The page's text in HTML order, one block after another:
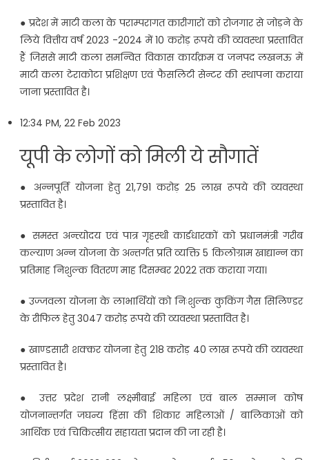
● प्रदेश में माटी कला के पराम्परागत कारीगारों को रोजगार से जोड़ने के
लिये वित्तीय वर्ष 2023 -2024 में 10 करोड़ रूपये की व्यवस्था प्रस्तावित
हैं जिससे माटी कला समन्वित विकास कार्यक्रम व जनपद लखनऊ में
माटी कला टेराकोटा प्रशिक्षण एवं फैसलिटी सेन्टर की स्थापना कराया
जाना प्रस्तावित है।
12:34 PM, 22 Feb 2023
यूपी के लोगों को म‍िली ये सौगातें
● अन्नपूर्ति योजना हेतु 21,791 करोड़ 25 लाख रूपये की व्यवस्था
प्रस्तावित है।
● समस्त अन्त्योदय एवं पात्र गृहस्थी कार्डधारकों को प्रधानमंत्री गरीब
कल्याण अन्न योजना के अन्तर्गत प्रति व्यक्ति 5 किलोग्राम खाद्यान्न का
प्रतिमाह निशुल्क वितरण माह दिसम्बर 2022 तक कराया गया।
● उज्जवला योजना के लाभार्थियों को निःशुल्क कुकिंग गैस सिलिण्डर
के रीफिल हेतु 3047 करोड़ रूपये की व्यवस्था प्रस्तावित है।
● खाण्डसारी शक्कर योजना हेतु 218 करोड़ 40 लाख रूपये की व्यवस्था
प्रस्तावित है।
● उत्तर प्रदेश रानी लक्ष्मीबाई महिला एवं बाल सम्मान कोष
योजनान्तर्गत जघन्य हिंसा की शिकार महिलाओं / बालिकाओं को
आर्थिक एवं चिकित्सीय सहायता प्रदान की जा रही है।